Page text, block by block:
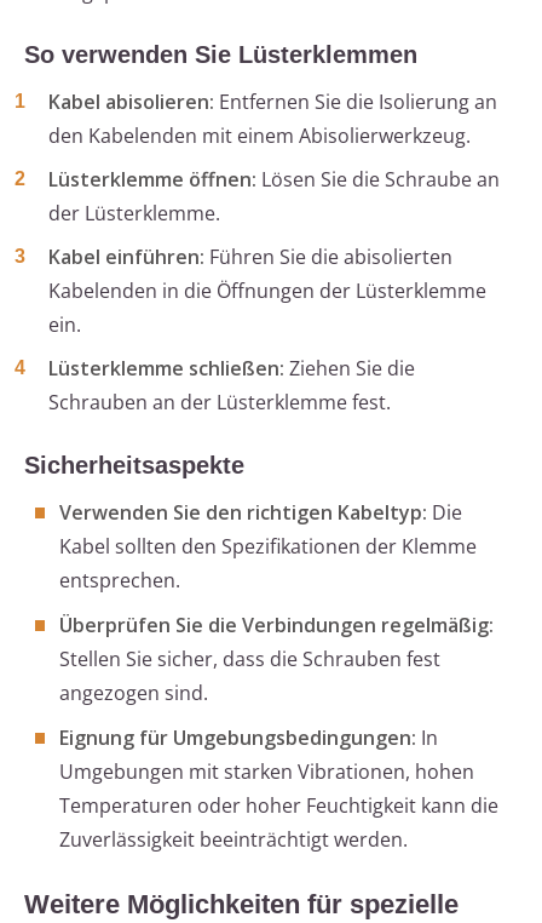
So verwenden Sie Lüsterklemmen
Kabel abisolieren: Entfernen Sie die Isolierung an
den Kabelenden mit einem Abisolierwerkzeug.
Lüsterklemme öffnen: Lösen Sie die Schraube an
der Lüsterklemme.
Kabel einführen: Führen Sie die abisolierten
Kabelenden in die Öffnungen der Lüsterklemme
ein.
Lüsterklemme schließen: Ziehen Sie die
Schrauben an der Lüsterklemme fest.
Sicherheitsaspekte
Verwenden Sie den richtigen Kabeltyp: Die
Kabel sollten den Spezifikationen der Klemme
entsprechen.
Überprüfen Sie die Verbindungen regelmäßig:
Stellen Sie sicher, dass die Schrauben fest
angezogen sind.
Eignung für Umgebungsbedingungen: In
Umgebungen mit starken Vibrationen, hohen
Temperaturen oder hoher Feuchtigkeit kann die
Zuverlässigkeit beeinträchtigt werden.
Weitere Möglichkeiten für spezielle